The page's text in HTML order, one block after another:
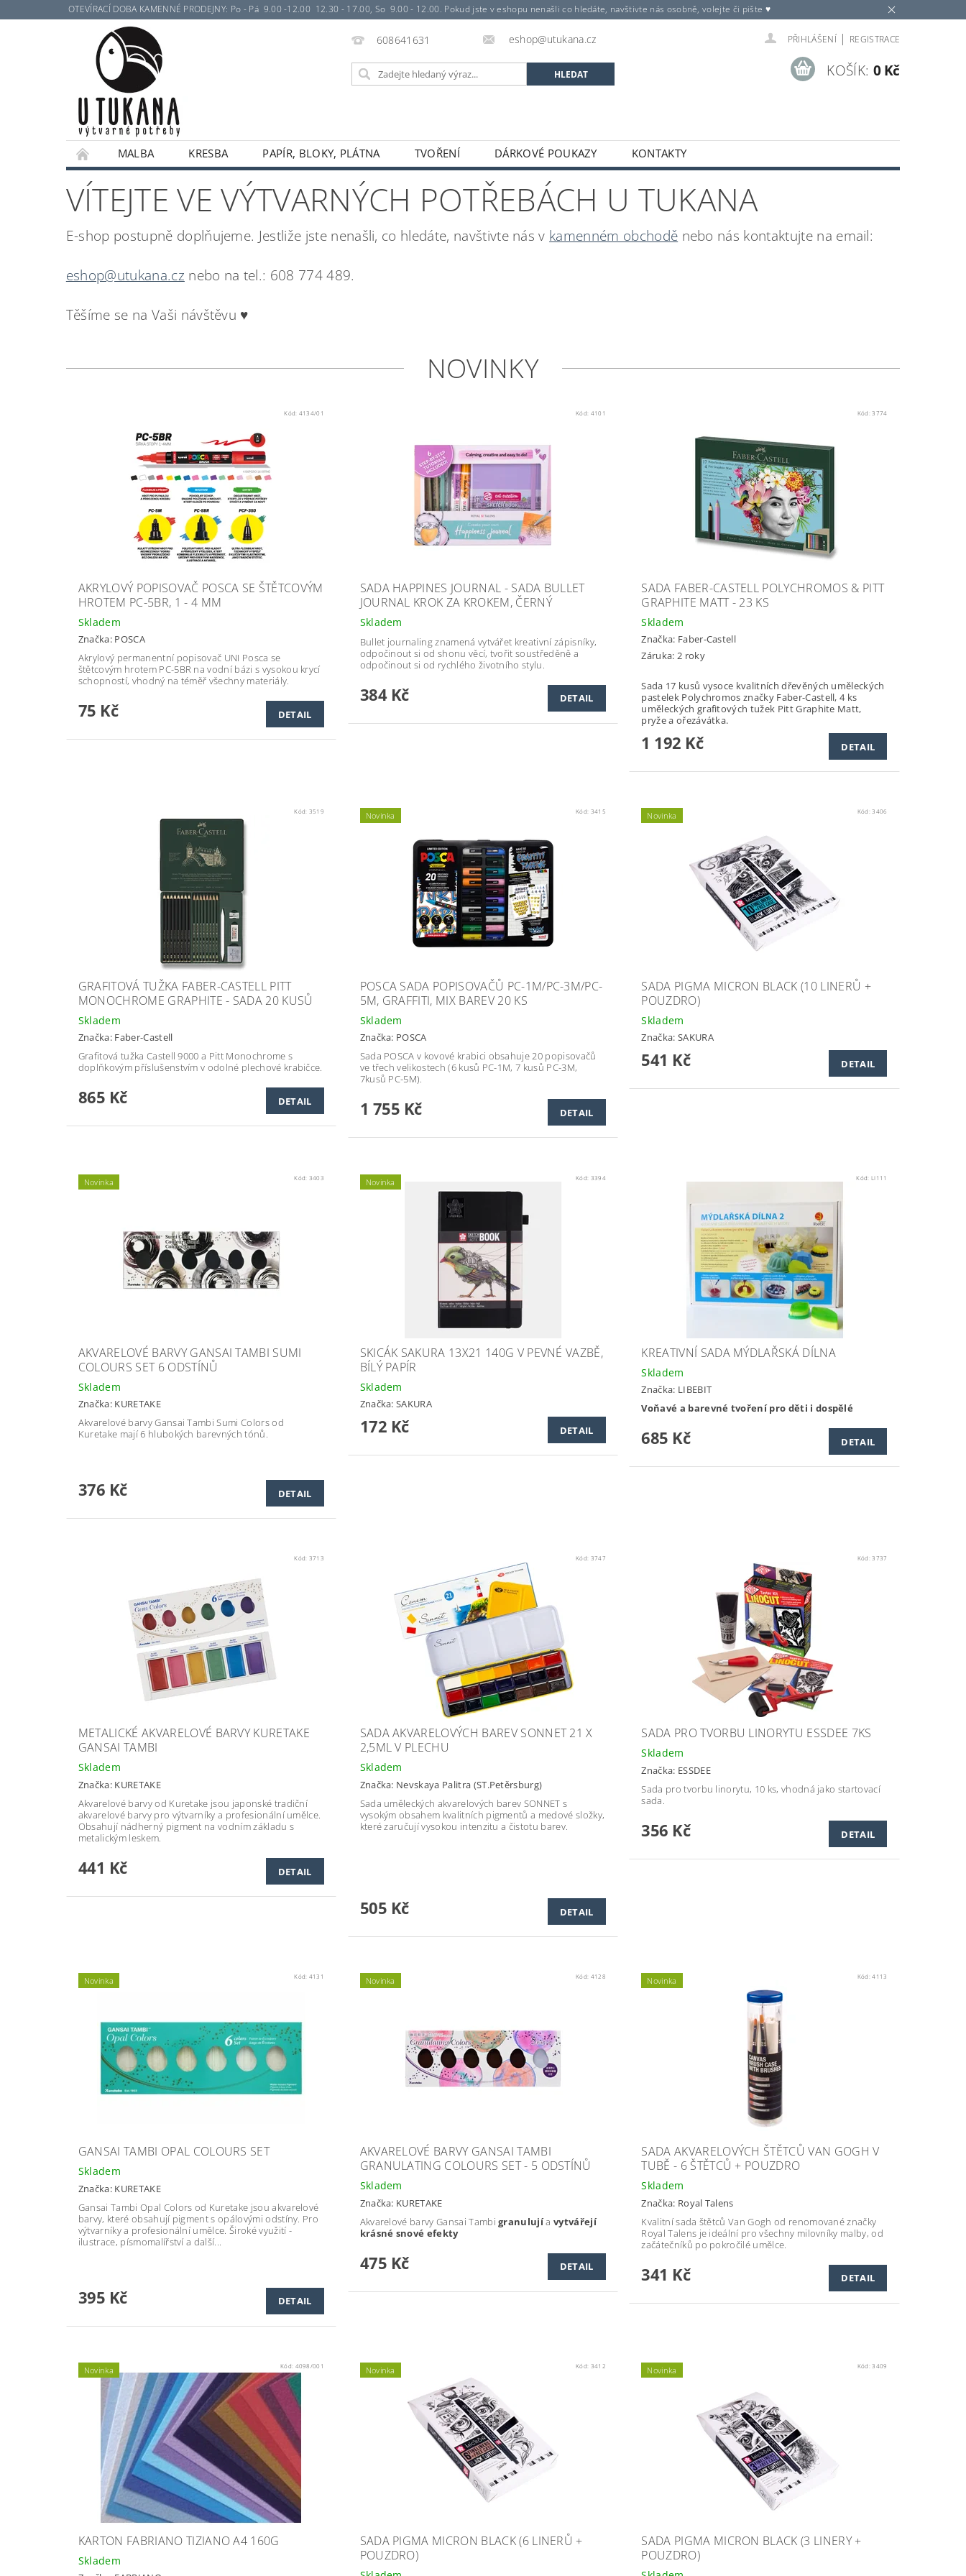
OTEVÍRACÍ DOBA KAMENNÉ PRODEJNY: Po - Pá 9.00 -12.00 12.30 - 17.00, So 9.00 - 12.00. Pokud jste v eshopu nenašli co hledáte, navštivte nás osobně, volejte či pište ♥
608641631 eshop@utukana.cz PŘIHLÁŠENÍ | REGISTRACE
KOŠÍK: 0 Kč
MALBA KRESBA PAPÍR, BLOKY, PLÁTNA TVOŘENÍ DÁRKOVÉ POUKAZY KONTAKTY
VÍTEJTE VE VÝTVARNÝCH POTŘEBÁCH U TUKANA
E-shop postupně doplňujeme. Jestliže jste nenašli, co hledáte, navštivte nás v kamenném obchodě nebo nás kontaktujte na email:
eshop@utukana.cz nebo na tel.: 608 774 489.
Těšíme se na Vaši návštěvu ♥
NOVINKY
Kód: 4134/01
AKRYLOVÝ POPISOVAČ POSCA SE ŠTĚTCOVÝM
HROTEM PC-5BR, 1 - 4 MM
Skladem
Značka: POSCA
Akrylový permanentní popisovač UNI Posca se
štětcovým hrotem PC-5BR na vodní bázi s vysokou krycí
schopností, vhodný na téměř všechny materiály.
75 Kč DETAIL
Kód: 4101
SADA HAPPINES JOURNAL - SADA BULLET
JOURNAL KROK ZA KROKEM, ČERNÝ
Skladem
Bullet journaling znamená vytvářet kreativní zápisníky,
odpočinout si od shonu věcí, tvořit soustředěně a
odpočinout si od rychlého životního stylu.
384 Kč DETAIL
Kód:3774
SADA FABER-CASTELL POLYCHROMOS & PITT
GRAPHITE MATT - 23 KS
Skladem
Značka: Faber-Castell
Záruka: 2 roky
Sada 17 kusů vysoce kvalitních dřevěných uměleckých
pastelek Polychromos značky Faber-Castell, 4 ks
uměleckých grafitových tužek Pitt Graphite Matt,
pryže a ořezávátka.
1 192 Kč DETAIL
Kód: 3519
GRAFITOVÁ TUŽKA FABER-CASTELL PITT
MONOCHROME GRAPHITE - SADA 20 KUSŮ
Skladem
Značka: Faber-Castell
Grafitová tužka Castell 9000 a Pitt Monochrome s
doplňkovým příslušenstvím v odolné plechové krabičce.
865 Kč DETAIL
Novinka Kód: 3415
POSCA SADA POPISOVAČŮ PC-1M/PC-3M/PC-
5M, GRAFFITI, MIX BAREV 20 KS
Skladem
Značka: POSCA
Sada POSCA v kovové krabici obsahuje 20 popisovačů
ve třech velikostech (6 kusů PC-1M, 7 kusů PC-3M,
7kusů PC-5M).
1 755 Kč DETAIL
Novinka Kód:3406
SADA PIGMA MICRON BLACK (10 LINERŮ +
POUZDRO)
Skladem
Značka: SAKURA
541 Kč DETAIL
Novinka Kód: 3403
AKVARELOVÉ BARVY GANSAI TAMBI SUMI
COLOURS SET 6 ODSTÍNŮ
Skladem
Značka: KURETAKE
Akvarelové barvy Gansai Tambi Sumi Colors od
Kuretake mají 6 hlubokých barevných tónů.
376 Kč DETAIL
Novinka Kód: 3394
SKICÁK SAKURA 13X21 140G V PEVNÉ VAZBĚ,
BÍLÝ PAPÍR
Skladem
Značka:SAKURA
172 Kč DETAIL
Kód:LI111
KREATIVNÍ SADA MÝDLAŘSKÁ DÍLNA
Skladem
Značka: LIBEBIT
Voňavé a barevné tvoření pro děti i dospělé
685 Kč DETAIL
Kód: 3713
METALICKÉ AKVARELOVÉ BARVY KURETAKE
GANSAI TAMBI
Skladem
Značka: KURETAKE
Akvarelové barvy od Kuretake jsou japonské tradiční
akvarelové barvy pro výtvarníky a profesionální umělce.
Obsahují nádherný pigment na vodním základu s
metalickým leskem.
441 Kč DETAIL
Kód: 3747
SADA AKVARELOVÝCH BAREV SONNET 21 X
2,5ML V PLECHU
Skladem
Značka: Nevskaya Palitra (ST.Petěrsburg)
Sada uměleckých akvarelových barev SONNET s
vysokým obsahem kvalitních pigmentů a medové složky,
které zaručují vysokou intenzitu a čistotu barev.
505 Kč DETAIL
Kód:3737
SADA PRO TVORBU LINORYTU ESSDEE 7KS
Skladem
Značka: ESSDEE
Sada pro tvorbu linorytu, 10 ks, vhodná jako startovací
sada.
356 Kč DETAIL
Novinka Kód: 4131
GANSAI TAMBI OPAL COLOURS SET
Skladem
Značka: KURETAKE
Gansai Tambi Opal Colors od Kuretake jsou akvarelové
barvy, které obsahují pigment s opálovými odstíny. Pro
výtvarníky a profesionální umělce. Široké využití -
ilustrace, písmomalířství a další...
395 Kč DETAIL
Novinka Kód: 4128
AKVARELOVÉ BARVY GANSAI TAMBI
GRANULATING COLOURS SET - 5 ODSTÍNŮ
Skladem
Značka: KURETAKE
Akvarelové barvy Gansai Tambi granulujía vytvářejí
krásné snové efekty
475 Kč DETAIL
Novinka Kód:4113
SADA AKVARELOVÝCH ŠTĚTCŮ VAN GOGH V
TUBĚ - 6 ŠTĚTCŮ + POUZDRO
Skladem
Značka: Royal Talens
Kvalitní sada štětců Van Gogh od renomované značky
Royal Talens je ideální pro všechny milovníky malby, od
začátečníků po pokročilé umělce.
341 Kč DETAIL
Novinka Kód: 4098/001
KARTON FABRIANO TIZIANO A4 160G
Skladem
Novinka Kód: 3412
SADA PIGMA MICRON BLACK (6 LINERŮ +
POUZDRO)
Novinka Kód:3409
SADA PIGMA MICRON BLACK (3 LINERY +
POUZDRO)